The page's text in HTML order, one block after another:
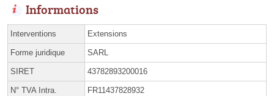
Informations
Interventions Extensions
Forme juridique SARL
SIRET 43782893200016
N° TVA Intra. FR11437828932